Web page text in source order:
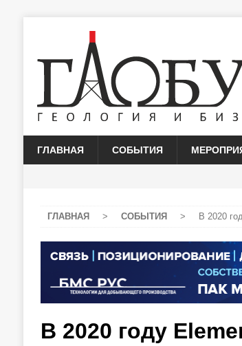
ГЛАВНАЯ СОБЫТИЯ
ГЛАВНАЯ > СОБЫТИЯ > В 2020
В 2020 году